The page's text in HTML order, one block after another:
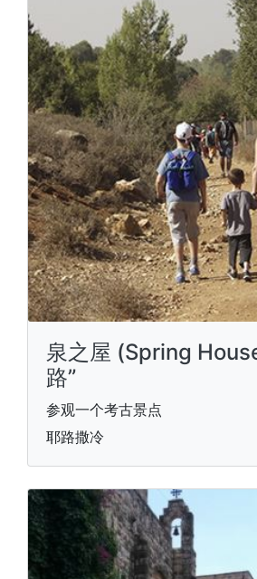
泉之屋 (Spring
路”
参观一个考古景点
耶路撒冷